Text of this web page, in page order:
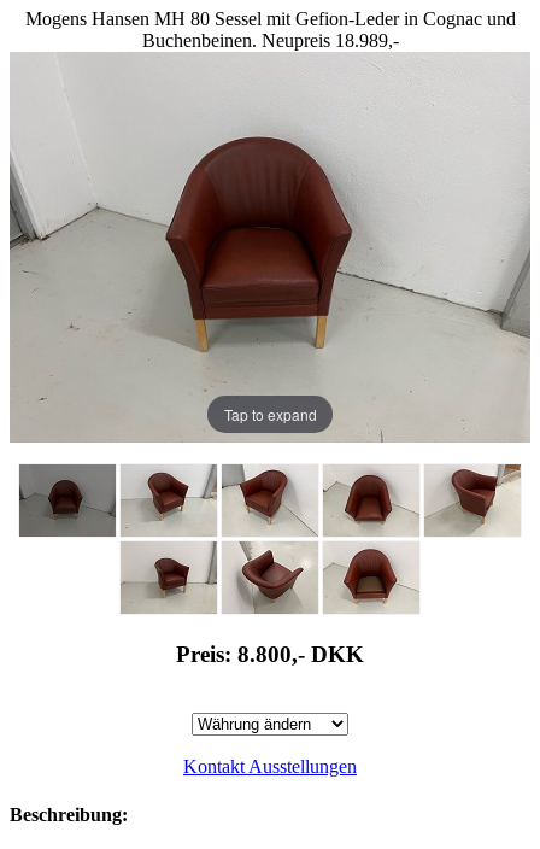
Mogens Hansen MH 80 Sessel mit Gefion-Leder in Cognac und
Buchenbeinen. Neupreis 18.989,-
Tap to expand
Preis: 8.800,- DKK
Kontakt Ausstellungen
Beschreibung: